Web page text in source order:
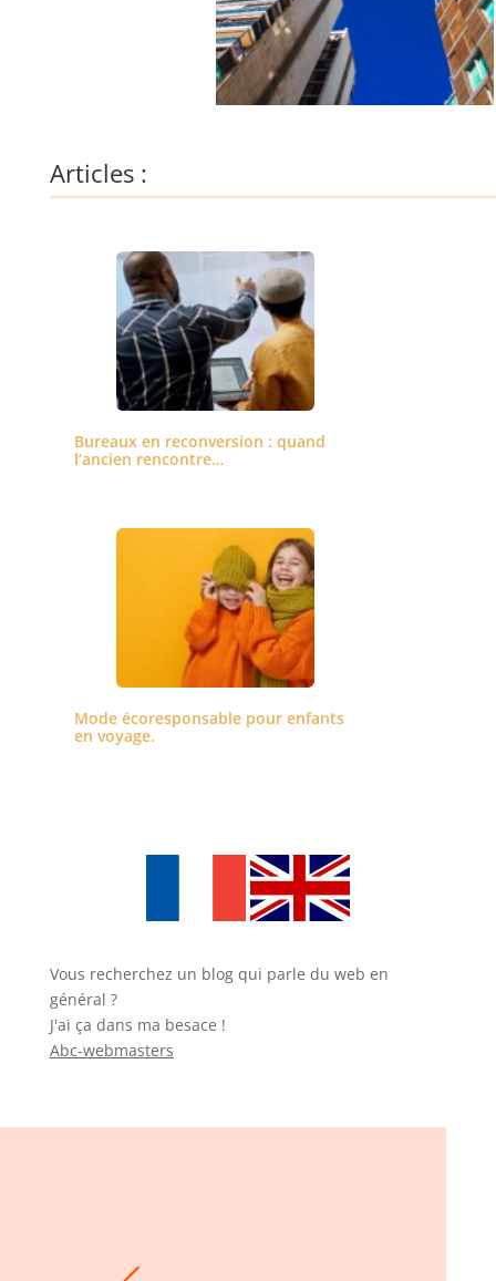
Articles :
Bureaux en reconversion : quand
l’ancien rencontre…
Mode écoresponsable pour enfants
en voyage.
Vous recherchez un blog qui parle du web en
général ?
J'ai ça dans ma besace !
Abc-webmasters